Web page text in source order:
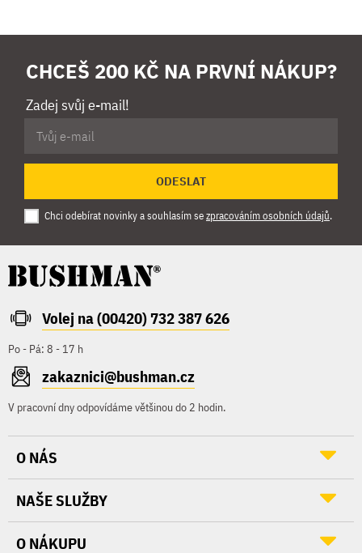
CHCEŠ 200 KČ NA PRVNÍ NÁKUP?
Zadej svůj e-mail!
ODESLAT
Chci odebírat novinky a souhlasím sezpracováním osobních údajů.
Volej na (00420) 732 387 626
Po - Pá: 8 - 17 h
zakaznici@bushman.cz
V pracovní dny odpovídáme většinou do 2 hodin.
O NÁS
NAŠE SLUŽBY
O NÁKUPU